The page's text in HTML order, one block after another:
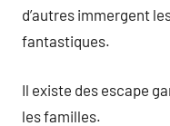
d’autres immergent
fantastiques.
Il existe des escape
les familles.